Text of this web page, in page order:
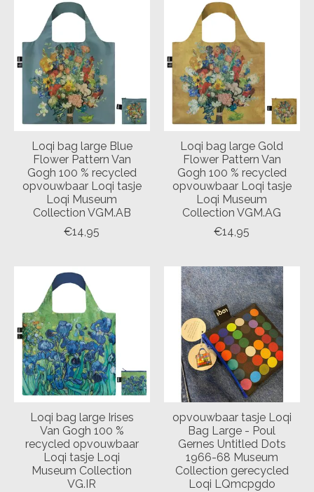
Loqi bag large Blue
Flower Pattern Van
Gogh 100 % recycled
opvouwbaar Loqi tasje
Loqi Museum
Collection VGM.AB
€14,95
Loqi bag large Gold
Flower Pattern Van
Gogh 100 % recycled
opvouwbaar Loqi tasje
Loqi Museum
Collection VGM.AG
€14,95
Loqi bag large Irises
Van Gogh 100 %
recycled opvouwbaar
Loqi tasje Loqi
Museum Collection
VG.IR
opvouwbaar tasje Loqi
Bag Large - Poul
Gernes Untitled Dots
1966-68 Museum
Collection gerecycled
Loqi LQmcpgdo